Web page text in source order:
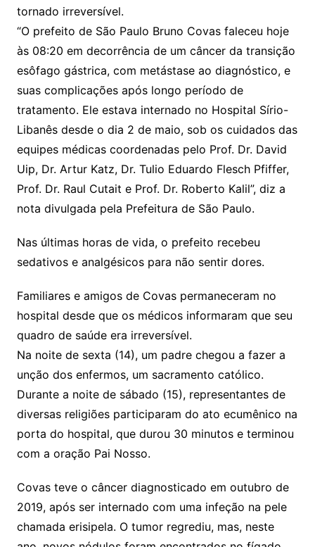
tornado irreversível.
“O prefeito de São Paulo Bruno Covas faleceu hoje
às 08:20 em decorrência de um câncer da transição
esôfago gástrica, com metástase ao diagnóstico, e
suas complicações após longo período de
tratamento. Ele estava internado no Hospital Sírio-
Libanês desde o dia 2 de maio, sob os cuidados das
equipes médicas coordenadas pelo Prof. Dr. David
Uip, Dr. Artur Katz, Dr. Tulio Eduardo Flesch Pfiffer,
Prof. Dr. Raul Cutait e Prof. Dr. Roberto Kalil”, diz a
nota divulgada pela Prefeitura de São Paulo.
Nas últimas horas de vida, o prefeito recebeu
sedativos e analgésicos para não sentir dores.
Familiares e amigos de Covas permaneceram no
hospital desde que os médicos informaram que seu
quadro de saúde era irreversível.
Na noite de sexta (14), um padre chegou a fazer a
unção dos enfermos, um sacramento católico.
Durante a noite de sábado (15), representantes de
diversas religiões participaram do ato ecumênico na
porta do hospital, que durou 30 minutos e terminou
com a oração Pai Nosso.
Covas teve o câncer diagnosticado em outubro de
2019, após ser internado com uma infeção na pele
chamada erisipela. O tumor regrediu, mas, neste